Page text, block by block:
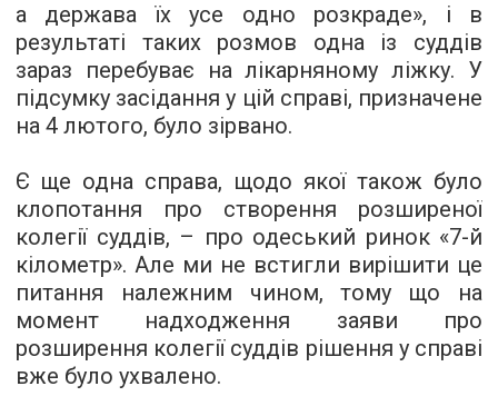
а держава їх усе одно розкраде», і в
результаті таких розмов одна із суддів
зараз перебуває на лікарняному ліжку. У
підсумку засідання у цій справі, призначене
на 4 лютого, було зірвано.
Є ще одна справа, щодо якої також було
клопотання про створення розширеної
колегії суддів, – про одеський ринок «7-й
кілометр». Але ми не встигли вирішити це
питання належним чином, тому що на
момент надходження заяви про
розширення колегії суддів рішення у справі
вже було ухвалено.